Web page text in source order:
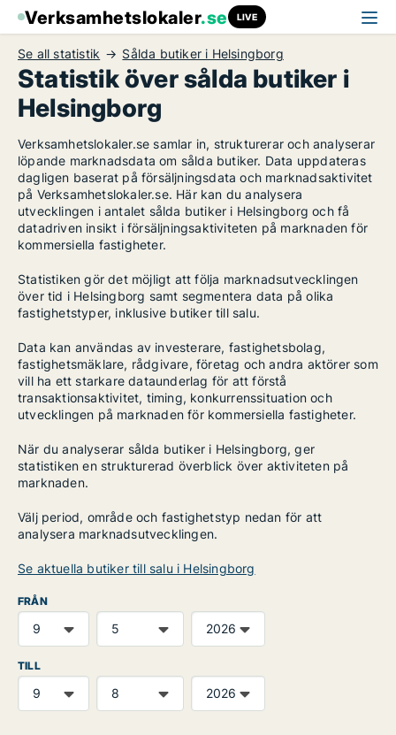
Verksamhetslokaler.se LIVE
Se all statistik Sålda butiker i Helsingborg
Statistik över sålda butiker i
Helsingborg
Verksamhetslokaler.se samlar in, strukturerar och analyserar
löpande marknadsdata om sålda butiker. Data uppdateras
dagligen baserat på försäljningsdata och marknadsaktivitet
på Verksamhetslokaler.se. Här kan du analysera
utvecklingen i antalet sålda butiker i Helsingborg och få
datadriven insikt i försäljningsaktiviteten på marknaden för
kommersiella fastigheter.
Statistiken gör det möjligt att följa marknadsutvecklingen
över tid i Helsingborg samt segmentera data på olika
fastighetstyper, inklusive butiker till salu.
Data kan användas av investerare, fastighetsbolag,
fastighetsmäklare, rådgivare, företag och andra aktörer som
vill ha ett starkare dataunderlag för att förstå
transaktionsaktivitet, timing, konkurrenssituation och
utvecklingen på marknaden för kommersiella fastigheter.
När du analyserar sålda butiker i Helsingborg, ger
statistiken en strukturerad överblick över aktiviteten på
marknaden.
Välj period, område och fastighetstyp nedan för att
analysera marknadsutvecklingen.
Se aktuella butiker till salu i Helsingborg
FRÅN
TILL